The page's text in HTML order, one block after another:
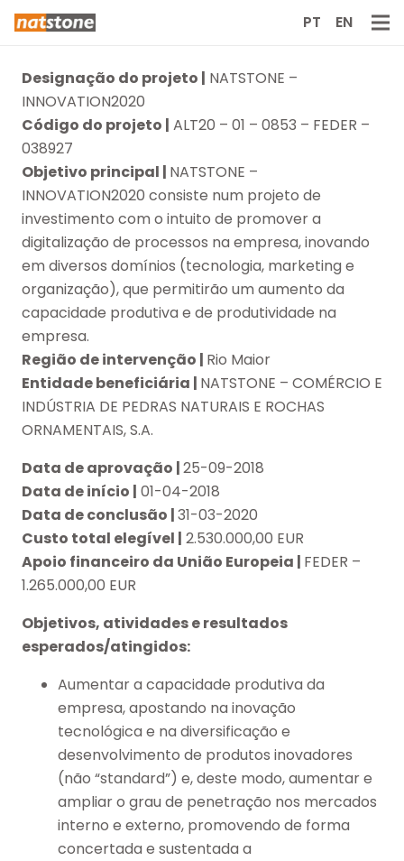
PT EN
Designação do projeto | NATSTONE –
INNOVATION2020
Código do projeto | ALT20 – 01 – 0853 – FEDER –
038927
Objetivo principal | NATSTONE –
INNOVATION2020 consiste num projeto de
investimento com o intuito de promover a
digitalização de processos na empresa, inovando
em diversos domínios (tecnologia, marketing e
organização), que permitirão um aumento da
capacidade produtiva e de produtividade na
empresa.
Região de intervenção | Rio Maior
Entidade beneficiária | NATSTONE – COMÉRCIO E
INDÚSTRIA DE PEDRAS NATURAIS E ROCHAS
ORNAMENTAIS, S.A.
Data de aprovação |25-09-2018
Data de início | 01-04-2018
Data de conclusão |31-03-2020
Custo total elegível | 2.530.000,00 EUR
Apoio financeiro da União Europeia | FEDER –
1.265.000,00 EUR
Objetivos, atividades e resultados
esperados/atingidos:
Aumentar a capacidade produtiva da
empresa, apostando na inovação
tecnológica e na diversificação e
desenvolvimento de produtos inovadores
(não “standard”) e, deste modo, aumentar e
ampliar o grau de penetração nos mercados
interno e externo, promovendo de forma
concertada e sustentada a